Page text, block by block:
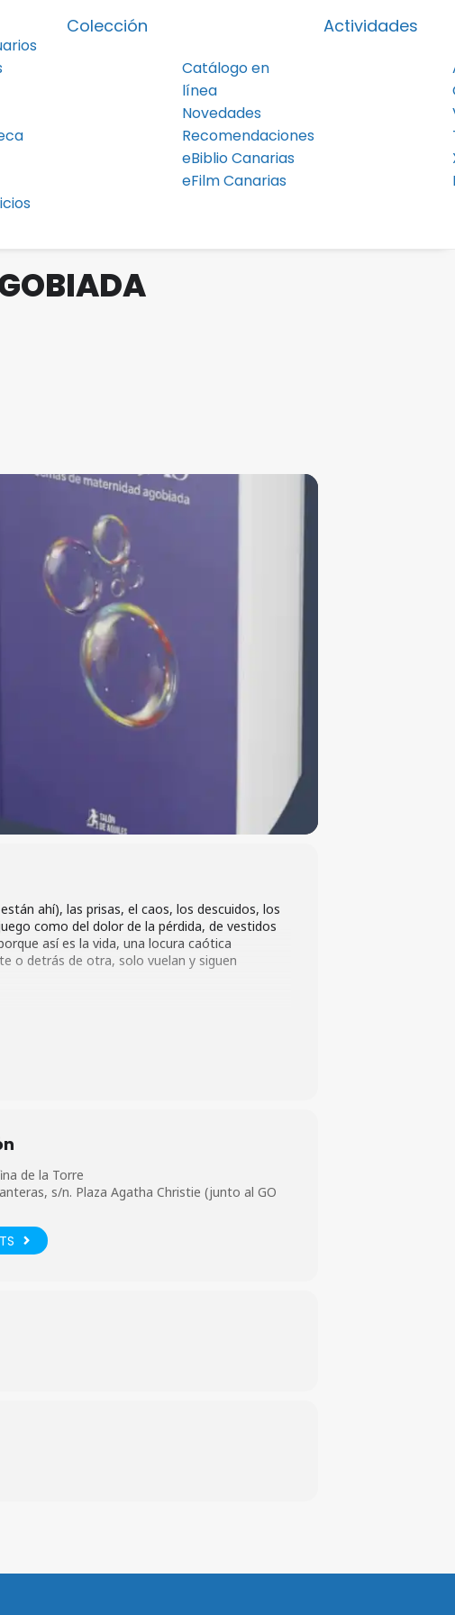
Colección
Catálogo en
línea
Novedades
Recomendaciones
eBiblio Canarias
eFilm Canarias
Actividades
ahí), las prisas, el caos, los descuidos, los
como del dolor de la pérdida, de vestidos
así es la vida, una locura caótica
o detrás de otra, solo vuelan y siguen
de la Torre
s/n. Plaza Agatha Christie (junto al GO